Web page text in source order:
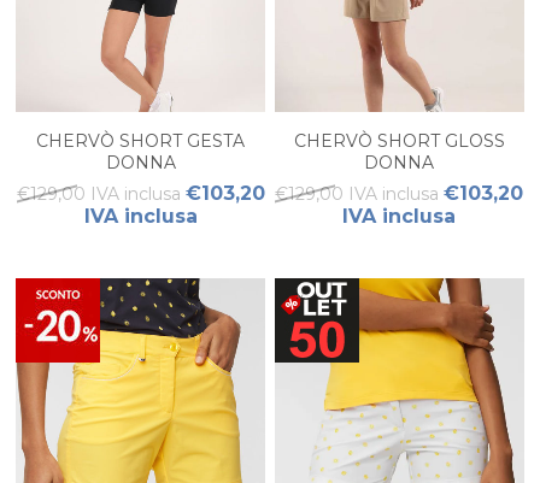
CHERVÒ SHORT GESTA
DONNA
€129,00 IVA inclusa €103,20
IVA inclusa
CHERVÒ SHORT GLOSS
DONNA
€129,00 IVA inclusa €103,20
IVA inclusa